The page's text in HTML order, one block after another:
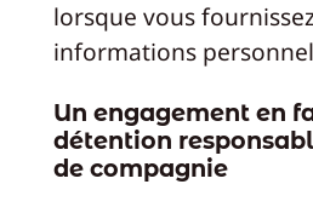
lorsque vous
informations
Un engagement en
détention
de compagnie